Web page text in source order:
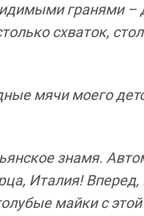
гранями –
схваток,
мячи моего
знамя.
Италия!
майки с